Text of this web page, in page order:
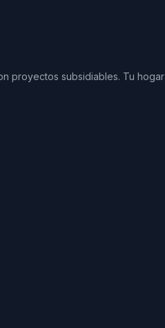
proyectos subsidiables. Tu hogar